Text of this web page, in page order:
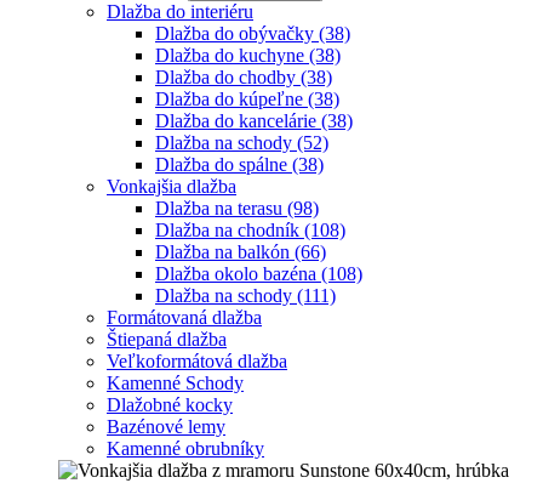
Dlažba do interiéru
Dlažba do obývačky (38)
Dlažba do kuchyne (38)
Dlažba do chodby (38)
Dlažba do kúpeľne (38)
Dlažba do kancelárie (38)
Dlažba na schody (52)
Dlažba do spálne (38)
Vonkajšia dlažba
Dlažba na terasu (98)
Dlažba na chodník (108)
Dlažba na balkón (66)
Dlažba okolo bazéna (108)
Dlažba na schody (111)
Formátovaná dlažba
Štiepaná dlažba
Veľkoformátová dlažba
Kamenné Schody
Dlažobné kocky
Bazénové lemy
Kamenné obrubníky